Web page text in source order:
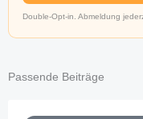
Double-Opt-in. Abmeldung
Passende Beiträge